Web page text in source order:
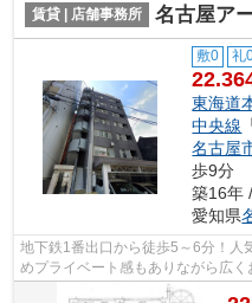
賃貸 | 店舗事務所 名古屋アールイー
敷0 礼
東海道
中央線
名古屋
歩9分
築16年
愛知県
地下鉄1番出口から徒歩5～6分！人
めプライベート感もありながら広
サロンにおすすめ♪（※1階エントラ